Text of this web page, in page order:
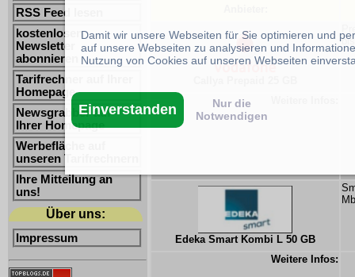
RSS Feed lesen
kostenlosen
Newsletter
abonnieren
Tarifrechner auf Ihrer
Homepage
Newsgrabber auf
Ihrer Homepage
Werbefläche auf
unseren Tarifrechnern
Ihre Mitteilung an
uns!
Über uns:
Impressum Edeka Smart Kombi L 50 GB
Weitere Infos:
Damit wir unsere Webseiten für Sie optimieren und
auf unsere Webseiten zu analysieren und
Nutzung von Cookies auf unseren Webseiten
Einverstanden
Nur die
Notwendigen